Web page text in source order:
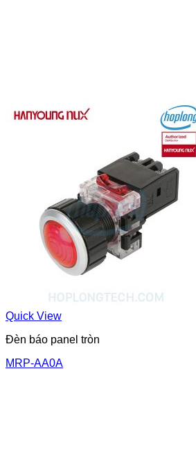
Quick View
Đèn báo panel tròn
MRP-AA0A